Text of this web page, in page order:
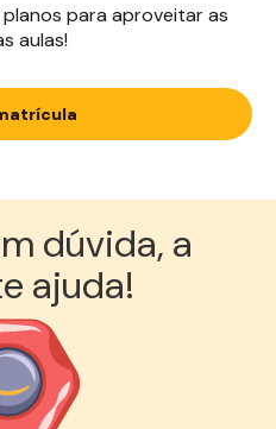
para aproveitar as
aulas!
dúvida, a
ajuda!︎